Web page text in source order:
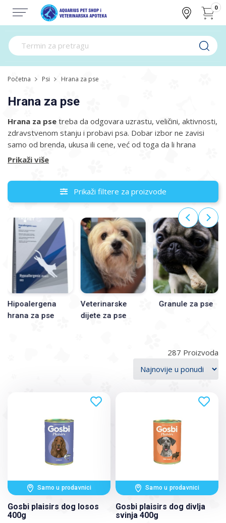
0
Početna Psi Hrana za pse
Hrana za pse
Hrana za pse treba da odgovara uzrastu, veličini, aktivnosti,
zdravstvenom stanju i probavi psa. Dobar izbor ne zavisi
samo od brenda, ukusa ili cene, već od toga da li hrana
obezbeđuje dovoljno proteina, masti, vitamina, minerala i
U ponudi se nalaze suva hrana, vlažna hrana, hrana u svežem
obliku, formule za štence, odrasle i starije pse, hrana za
osetljiv stomak, hipoalergene formule i poslastice. Ako pas
ima alergije, probavne tegobe, višak kilograma ili drugo
zdravstveno stanje, izbor hrane je najbolje uskladiti sa
veterinarom.
Prikaži više
Prikaži filtere za proizvode
Hipoalergena
hrana za pse
Veterinarske
dijete za pse
Granule za pse
287
Samo u prodavnici
Gosbi plaisirs dog losos
400g
Samo u prodavnici
Gosbi plaisirs dog divlja
svinja 400g